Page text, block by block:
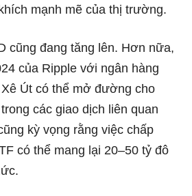
mạnh mẽ của thị trường.
cũng đang tăng lên. Hơn nữa,
của Ripple với ngân hàng
Út có thể mở đường cho
các giao dịch liên quan
kỳ vọng rằng việc chấp
có thể mang lại 20–50 tỷ đô